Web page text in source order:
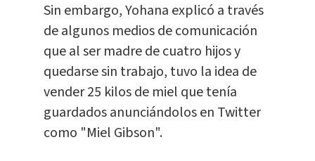
Sin embargo, Yohana explicó a través
de algunos medios de comunicación
que al ser madre de cuatro hijos y
quedarse sin trabajo, tuvo la idea de
vender 25 kilos de miel que tenía
guardados anunciándolos en Twitter
como "Miel Gibson".